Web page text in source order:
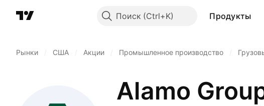
Поиск Продукты
Рынки США Акции Промышленное производство
Alamo